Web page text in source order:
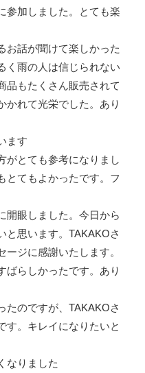
参加しました。とても楽
お話が聞けて楽しかった
く雨の人は信じられない
品もたくさん販売されて
かれて光栄でした。あり
ます
がとても参考になりまし
とてもよかったです。フ
開眼しました。今日から
と思います。TAKAKOさ
ジに感謝いたします。
ばらしかったです。あり
たのですが、TAKAKOさ
す。キレイになりたいと
なりました